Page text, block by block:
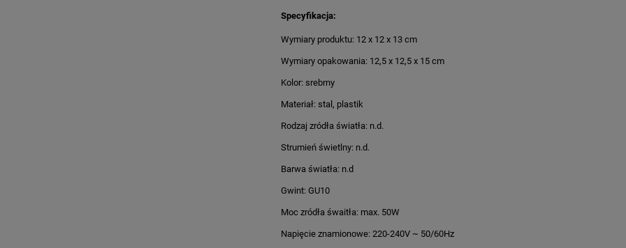
Specyfikacja:
Wymiary produktu: 12 x 12 x 13 cm
Wymiary opakowania: 12,5 x 12,5 x 15 cm
Kolor: srebrny
Materiał: stal, plastik
Rodzaj zródła światła: n.d.
Strumień świetlny: n.d.
Barwa światła: n.d
Gwint: GU10
Moc zródła śwaitła: max. 50W
Napięcie znamionowe: 220-240V ~ 50/60Hz